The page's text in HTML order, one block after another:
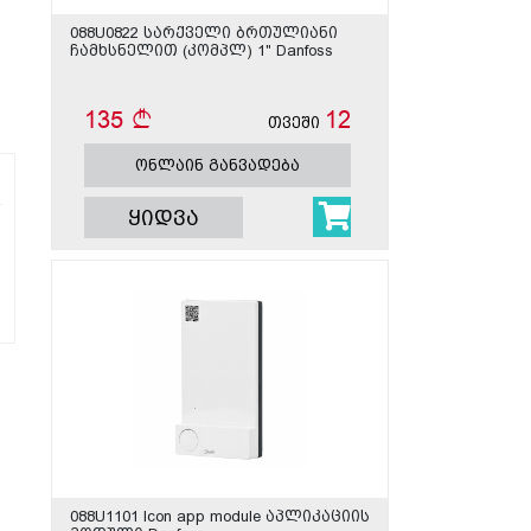
088U0822 სარქველი ბრთულიანი
ჩამხსნელით (კომპლ) 1" Danfoss
135 თვეში 12
ონლაინ განვადება
ყიდვა
088U1101 Icon app module აპლიკაციის